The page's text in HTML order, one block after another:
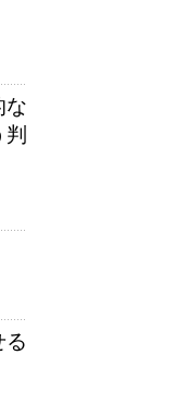
な
る